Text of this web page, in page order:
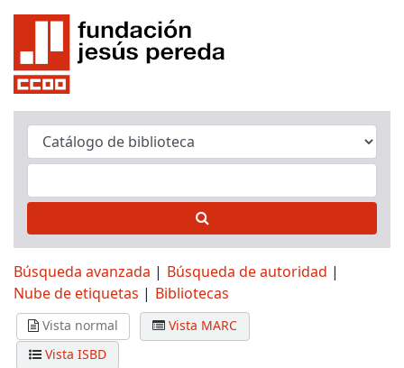
Búsqueda avanzada
Búsqueda de autoridad
Nube de etiquetas
Bibliotecas
Vista normal
Vista MARC
Vista ISBD